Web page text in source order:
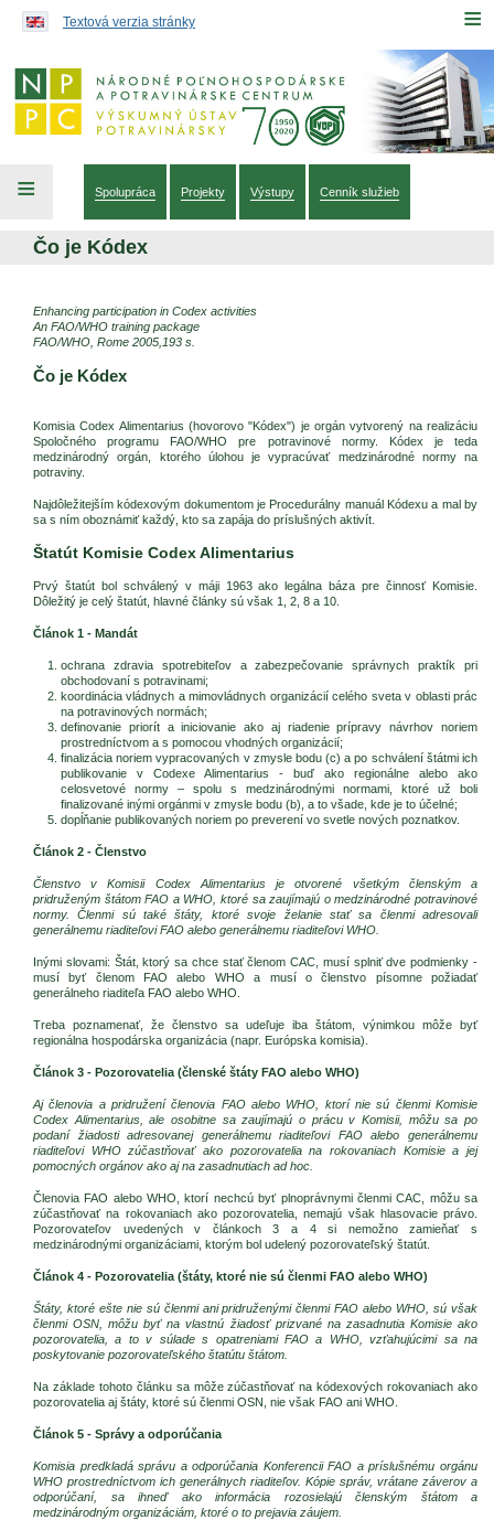
≡
Textová verzia stránky
≡ Spolupráca Projekty Výstupy Cenník služieb
Čo je Kódex
Enhancing participation in Codex activities
An FAO/WHO training package
FAO/WHO, Rome 2005,193 s.
Čo je Kódex
Komisia Codex Alimentarius (hovorovo "Kódex") je orgán vytvorený na realizáciu
Spoločného programu FAO/WHO pre potravinové normy. Kódex je teda
medzinárodný orgán, ktorého úlohou je vypracúvať medzinárodné normy na
potraviny.
Najdôležitejším kódexovým dokumentom je Procedurálny manuál Kódexu a mal by
sa s ním oboznámiť každý, kto sa zapája do príslušných aktivít.
Štatút Komisie Codex Alimentarius
Prvý štatút bol schválený v máji 1963 ako legálna báza pre činnosť Komisie.
Dôležitý je celý štatút, hlavné články sú však 1, 2, 8 a 10.
Článok 1 - Mandát
ochrana zdravia spotrebiteľov a zabezpečovanie správnych praktík pri
obchodovaní s potravinami;
koordinácia vládnych a mimovládnych organizácií celého sveta v oblasti prác
na potravinových normách;
definovanie priorít a iniciovanie ako aj riadenie prípravy návrhov noriem
prostredníctvom a s pomocou vhodných organizácií;
finalizácia noriem vypracovaných v zmysle bodu (c) a po schválení štátmi ich
publikovanie v Codexe Alimentarius - buď ako regionálne alebo ako
celosvetové normy – spolu s medzinárodnými normami, ktoré už boli
finalizované inými orgánmi v zmysle bodu (b), a to všade, kde je to účelné;
dopĺňanie publikovaných noriem po preverení vo svetle nových poznatkov.
Článok 2 - Členstvo
Členstvo v Komisii Codex Alimentarius je otvorené všetkým členským a
pridruženým štátom FAO a WHO, ktoré sa zaujímajú o medzinárodné potravinové
normy. Členmi sú také štáty, ktoré svoje želanie stať sa členmi adresovali
generálnemu riaditeľovi FAO alebo generálnemu riaditeľovi WHO.
Inými slovami: Štát, ktorý sa chce stať členom CAC, musí splniť dve podmienky -
musí byť členom FAO alebo WHO a musí o členstvo písomne požiadať
generálneho riaditeľa FAO alebo WHO.
Treba poznamenať, že členstvo sa udeľuje iba štátom, výnimkou môže byť
regionálna hospodárska organizácia (napr. Európska komisia).
Článok 3 - Pozorovatelia (členské štáty FAO alebo WHO)
Aj členovia a pridružení členovia FAO alebo WHO, ktorí nie sú členmi Komisie
Codex Alimentarius, ale osobitne sa zaujímajú o prácu v Komisii, môžu sa po
podaní žiadosti adresovanej generálnemu riaditeľovi FAO alebo generálnemu
riaditeľovi WHO zúčastňovať ako pozorovatelia na rokovaniach Komisie a jej
pomocných orgánov ako aj na zasadnutiach ad hoc.
Členovia FAO alebo WHO, ktorí nechcú byť plnoprávnymi členmi CAC, môžu sa
zúčastňovať na rokovaniach ako pozorovatelia, nemajú však hlasovacie právo.
Pozorovateľov uvedených v článkoch 3 a 4 si nemožno zamieňať s
medzinárodnými organizáciami, ktorým bol udelený pozorovateľský štatút.
Článok 4 - Pozorovatelia (štáty, ktoré nie sú členmi FAO alebo WHO)
Štáty, ktoré ešte nie sú členmi ani pridruženými členmi FAO alebo WHO, sú však
členmi OSN, môžu byť na vlastnú žiadosť prizvané na zasadnutia Komisie ako
pozorovatelia, a to v súlade s opatreniami FAO a WHO, vzťahujúcimi sa na
poskytovanie pozorovateľského štatútu štátom.
Na základe tohoto článku sa môže zúčastňovať na kódexových rokovaniach ako
pozorovatelia aj štáty, ktoré sú členmi OSN, nie však FAO ani WHO.
Článok 5 - Správy a odporúčania
Komisia predkladá správu a odporúčania Konferencii FAO a príslušnému orgánu
WHO prostredníctvom ich generálnych riaditeľov. Kópie správ, vrátane záverov a
odporúčaní, sa ihneď ako informácia rozosielajú členským štátom a
medzinárodným organizáciám, ktoré o to prejavia záujem.